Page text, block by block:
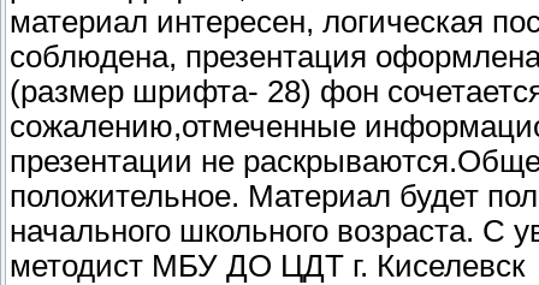
материал интересен, логическая
соблюдена, презентация
(размер шрифта- 28) фон
сожалению,отмеченные
презентации не
положительное. Материал будет
начального школьного возраста.
методист МБУ ДО ЦДТ г. Киселевск